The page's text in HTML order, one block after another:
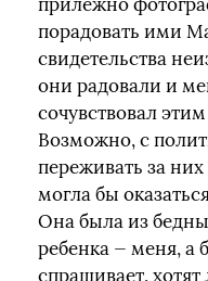
прилежно
порадовать ими
свидетельства
они радовали и
сочувствовал
Возможно, с
переживать за
могла бы
Она была из
ребенка — меня, а
спрашивает,